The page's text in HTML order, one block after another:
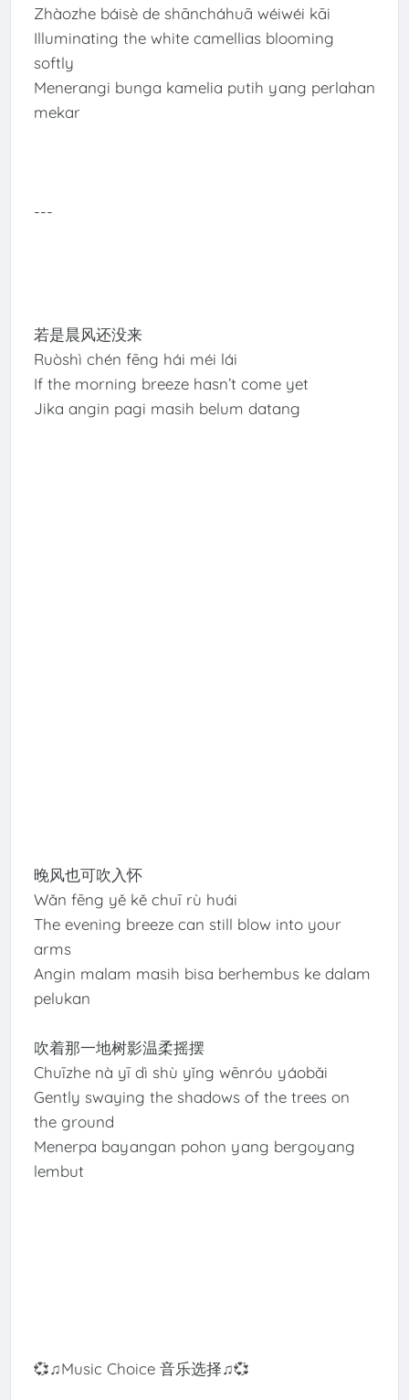
Zhàozhe báisè de shāncháhuā wéiwéi kāi
Illuminating the white camellias blooming
softly
Menerangi bunga kamelia putih yang perlahan
mekar
---
若是晨风还没来
Ruòshì chén fēng hái méi lái
If the morning breeze hasn’t come yet
Jika angin pagi masih belum datang
晚风也可吹入怀
Wǎn fēng yě kě chuī rù huái
The evening breeze can still blow into your
arms
Angin malam masih bisa berhembus ke dalam
pelukan
吹着那一地树影温柔摇摆
Chuīzhe nà yī dì shù yǐng wēnróu yáobǎi
Gently swaying the shadows of the trees on
the ground
Menerpa bayangan pohon yang bergoyang
lembut
💞♫Music Choice 音乐选择♫💞